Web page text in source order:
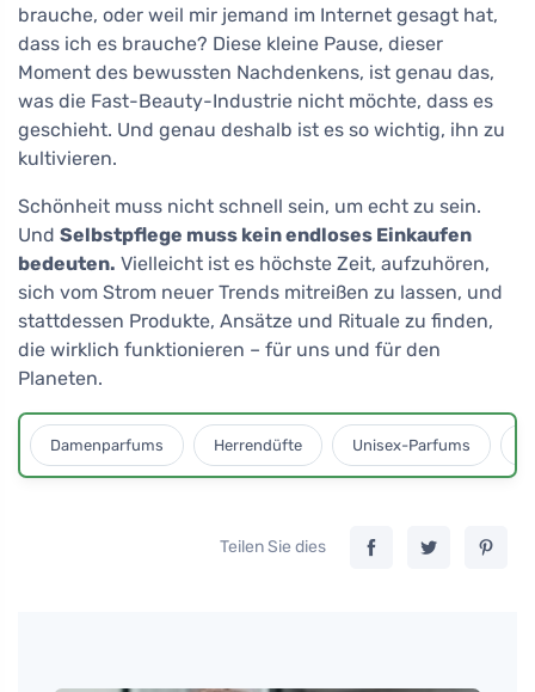
brauche, oder weil mir jemand im Internet gesagt hat,
dass ich es brauche? Diese kleine Pause, dieser
Moment des bewussten Nachdenkens, ist genau das,
was die Fast-Beauty-Industrie nicht möchte, dass es
geschieht. Und genau deshalb ist es so wichtig, ihn zu
kultivieren.
Schönheit muss nicht schnell sein, um echt zu sein.
Und Selbstpflege muss kein endloses Einkaufen
bedeuten. Vielleicht ist es höchste Zeit, aufzuhören,
sich vom Strom neuer Trends mitreißen zu lassen, und
stattdessen Produkte, Ansätze und Rituale zu finden,
die wirklich funktionieren – für uns und für den
Planeten.
Damenparfums Herrendüfte Unisex-Parfums
Teilen Sie dies